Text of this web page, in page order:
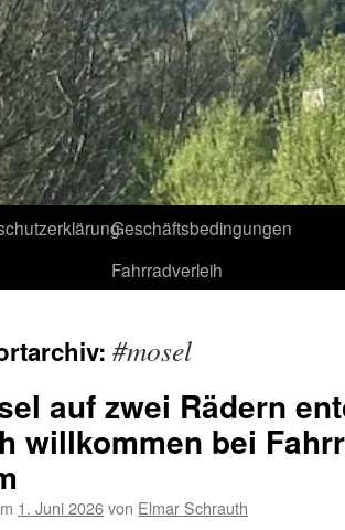
Geschäftsbedingungen
Fahrradverleih
#mosel
auf zwei Rädern
willkommen bei
1. Juni 2026von Elmar Schrauth